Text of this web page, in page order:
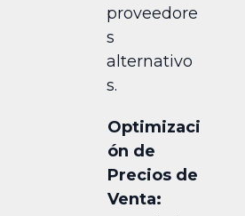
proveedore
s
alternativo
s.
Optimizaci
ón de
Precios de
Venta: